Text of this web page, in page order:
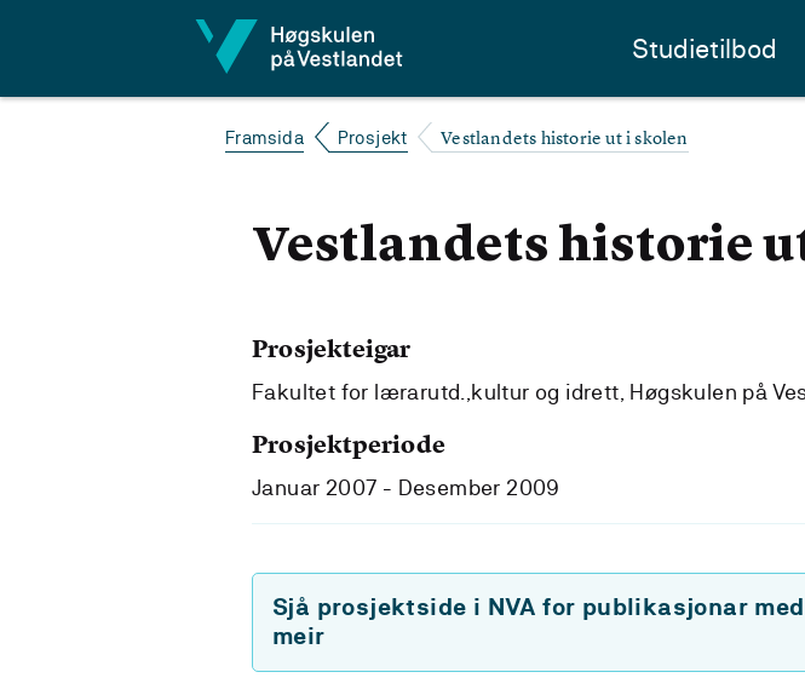
Studietilbod
Framsida Prosjekt Vestlandets historie ut i skolen
Vestlandets historie
Prosjekteigar
Fakultet for lærarutd.,kultur og idrett, Høgskulen på
Prosjektperiode
Januar 2007 - Desember 2009
Sjå prosjektside i NVA for publikasjonar med
meir